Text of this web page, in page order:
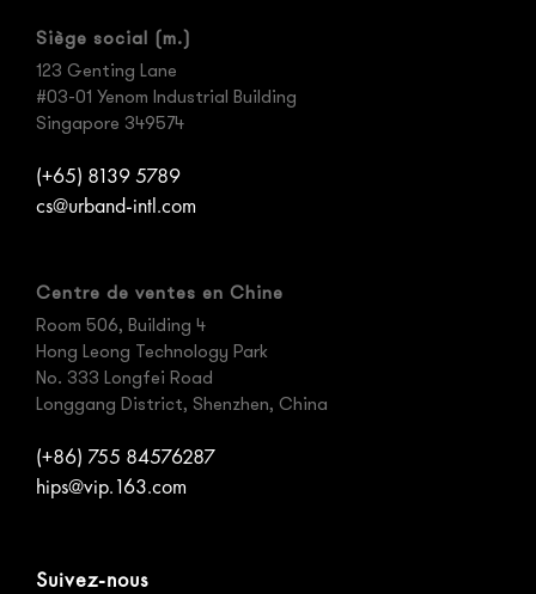
Siège social (m.)
123 Genting Lane
#03-01 Yenom Industrial Building
Singapore 349574
(+65) 8139 5789
cs@urband-intl.com
Centre de ventes en Chine
Room 506, Building 4
Hong Leong Technology Park
No. 333 Longfei Road
Longgang District, Shenzhen, China
(+86) 755 84576287
hips@vip.163.com
Suivez-nous